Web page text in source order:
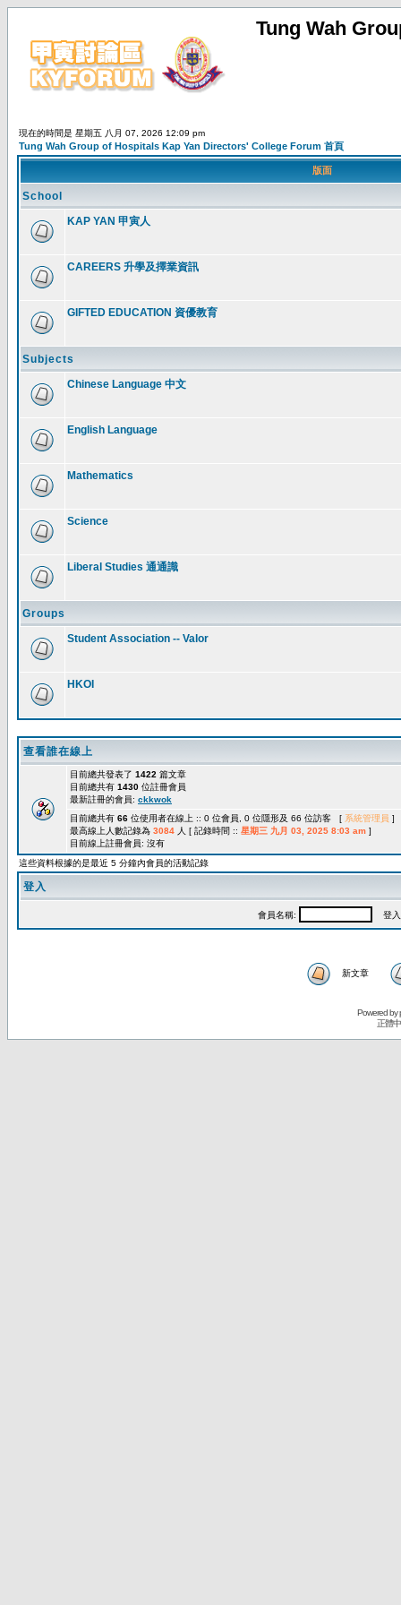
Tung Wah
現在的時間是 星期五 八月 07, 2026 12:09 pm
Tung Wah Group of Hospitals Kap Yan Directors' College Forum 首頁
版面
School
KAP YAN 甲寅人
CAREERS 升學及擇業資訊
GIFTED EDUCATION 資優教育
Subjects
Chinese Language 中文
English Language
Mathematics
Science
Liberal Studies 通通識
Groups
Student Association -- Valor
HKOI
查看誰在線上
目前總共發表了 1422 篇文章
目前總共有 1430 位註冊會員
最新註冊的會員: ckkwok
目前總共有 66 位使用者在線上 :: 0 位會員, 0 位隱形及 66 位訪客 [ 系統管理員 ]
最高線上人數記錄為 3084 人 [ 記錄時間 :: 星期三 九月 03, 2025 8:03 am ]
目前線上註冊會員: 沒有
這些資料根據的是最近 5 分鐘內會員的活動記錄
登入
會員名稱: 登入
新文章
Powered by
正體